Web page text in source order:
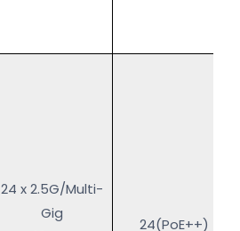
24 x 2.5G/Multi-
Gig
24(PoE++)